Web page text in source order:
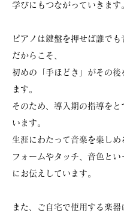
学びにもつながっていきます
ピアノは鍵盤を押せば誰でも
だからこそ、
初めの「手ほどき」がその後
ます。
そのため、導入期の指導をと
います。
生涯にわたって音楽を楽しめ
フォームやタッチ、音色とい
にお伝えしています。
また、ご自宅で使用する楽器